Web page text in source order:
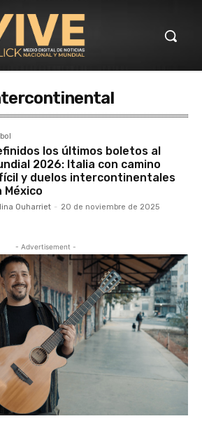
los últimos boletos al
2026: Italia con camino
y duelos intercontinentales
México
Ouharriet - 20 de noviembre de 2025
- Advertisement -